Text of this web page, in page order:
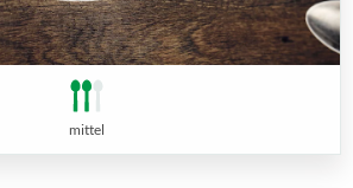
mittel